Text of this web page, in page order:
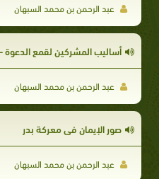
عبد الرحمن بن محمد السبهان
أساليب المشركين لقمع الدعوة - مواقف
عبد الرحمن بن محمد السبهان
صور الإيمان في معركة بدر
عبد الرحمن بن محمد السبهان